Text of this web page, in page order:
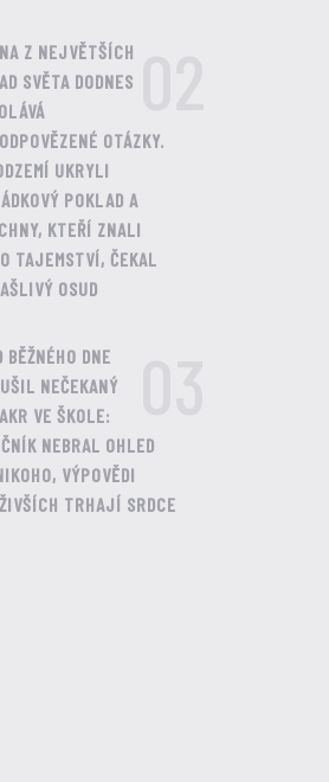
Z NEJVĚTŠÍCH
SVĚTA DODNES
OTÁZKY.
UKRYLI
POKLAD A
KTEŘÍ ZNALI
TAJEMSTVÍ, ČEKAL
OSUD
BĚŽNÉHO DNE
NEČEKANÝ
VE ŠKOLE:
NEBRAL OHLED
VÝPOVĚDI
TRHAJÍ SRDCE